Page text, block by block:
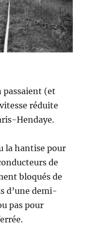
passaient (et
réduite
Hendaye.
la hantise pour
de
bloqués de
d’une demi-
pas pour